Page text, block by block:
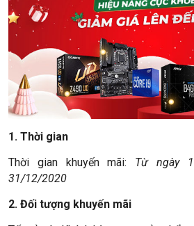
1. Thời gian
Thời gian khuyến mãi: Từ ngày
31/12/2020
2. Đối tượng khuyến mãi